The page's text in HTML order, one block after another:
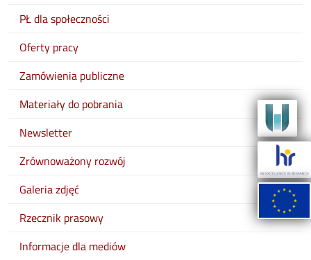
PŁ dla społeczności
Oferty pracy
Zamówienia publiczne
Materiały do pobrania
Newsletter
Zrównoważony rozwój
Galeria zdjęć
Rzecznik prasowy
Informacje dla mediów